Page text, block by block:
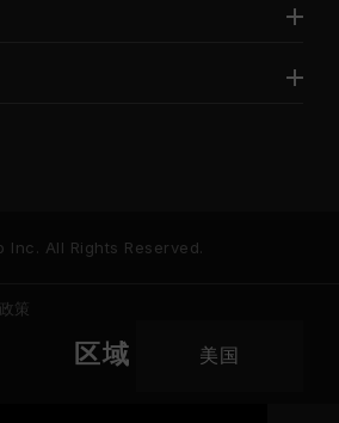
All Rights Reserved.
策
区域 美国